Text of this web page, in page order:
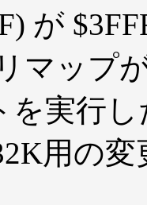
が
マップ
を実行
用の